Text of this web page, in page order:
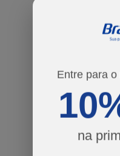
Entre para
na
ou2x